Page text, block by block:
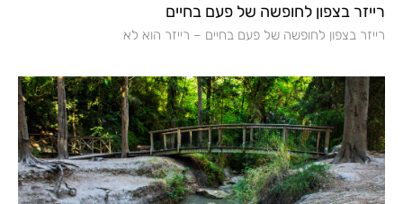
רייזר בצפון לחופשה של פעם בחיים
רייזר בצפון לחופשה של פעם בחיים – רייזר הוא לא